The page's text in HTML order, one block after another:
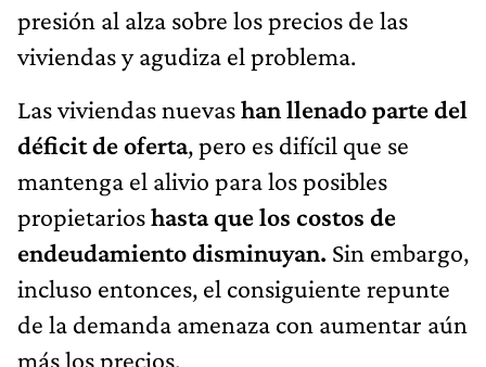
presión al alza sobre los precios de las
viviendas y agudiza el problema.
Las viviendas nuevashan llenado parte del
déficit de oferta, pero es difícil que se
mantenga el alivio para los posibles
propietarioshasta que los costos de
endeudamiento disminuyan. Sin embargo,
incluso entonces, el consiguiente repunte
de la demanda amenaza con aumentar aún
más los precios.